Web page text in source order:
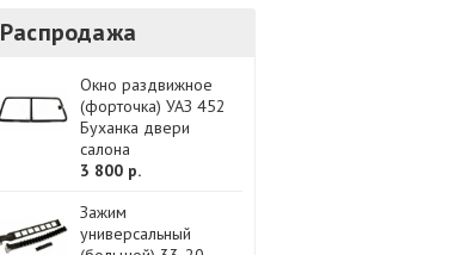
Распродажа
Окно раздвижное
(форточка) УАЗ 452
Буханка двери
салона
3 800 р.
Зажим
универсальный